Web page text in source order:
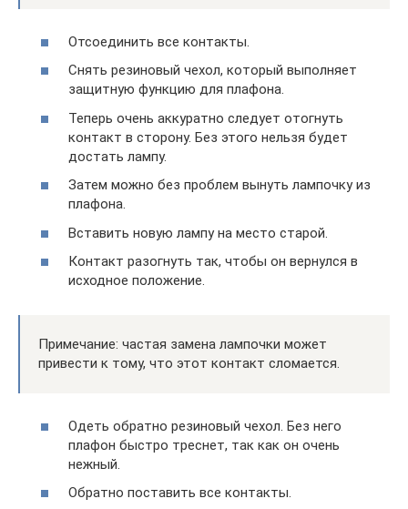
Отсоединить все контакты.
Снять резиновый чехол, который выполняет
защитную функцию для плафона.
Теперь очень аккуратно следует отогнуть
контакт в сторону. Без этого нельзя будет
достать лампу.
Затем можно без проблем вынуть лампочку из
плафона.
Вставить новую лампу на место старой.
Контакт разогнуть так, чтобы он вернулся в
исходное положение.
Примечание: частая замена лампочки может
привести к тому, что этот контакт сломается.
Одеть обратно резиновый чехол. Без него
плафон быстро треснет, так как он очень
нежный.
Обратно поставить все контакты.